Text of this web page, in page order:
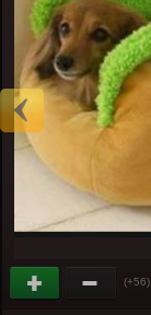
(+56)